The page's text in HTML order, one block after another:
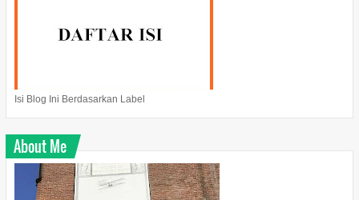
Isi Blog Ini Berdasarkan Label
About Me